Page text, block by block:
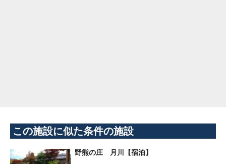
この施設に似た条件の施設
野熊の庄 月川【宿泊】